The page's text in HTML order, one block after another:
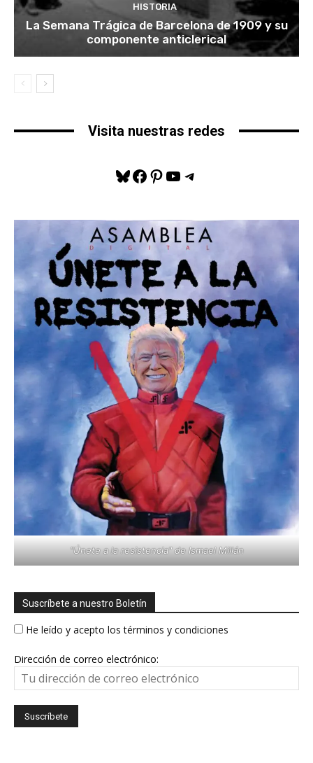
HISTORIA
La Semana Trágica de Barcelona de 1909 y su
componente anticlerical
Visita nuestras redes
Bluesky
Facebook
Pinterest
YouTube
Telegram
"Únete a la resistencia" de Ismael Millán
Suscríbete a nuestro Boletín
He leído y acepto los términos y condiciones
Dirección de correo electrónico: